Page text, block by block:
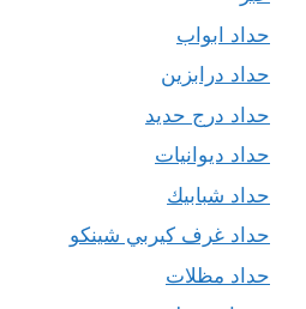
حداد ابواب
حداد درابزين
حداد درج حديد
حداد ديوانيات
حداد شبابيك
حداد غرف كيربي شينكو
حداد مظلات